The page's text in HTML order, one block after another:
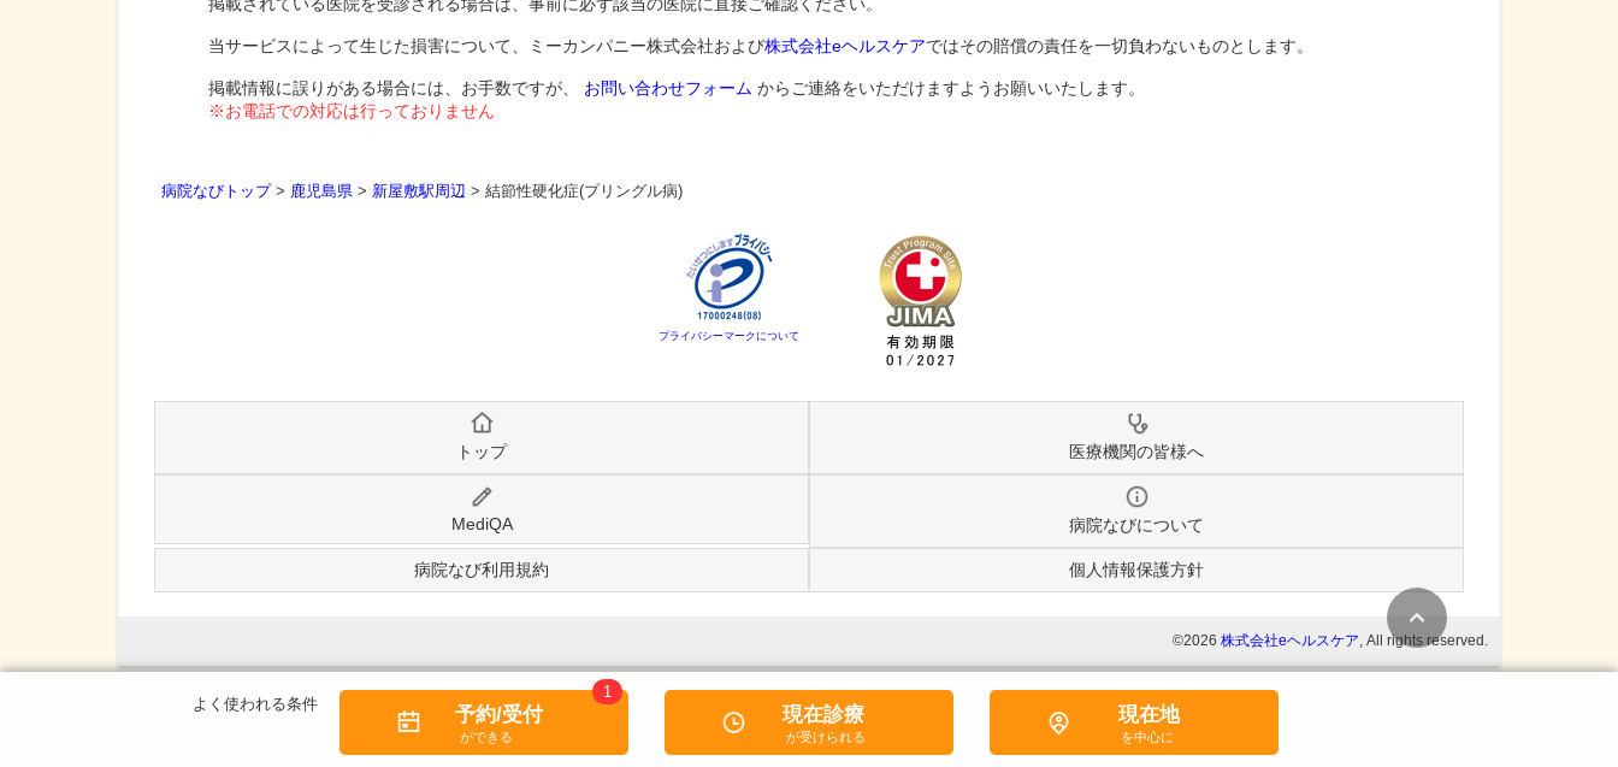
当サービスによって生じた損害について、ミーカンパニー株式会社および株式会社eヘルスケアではその賠償の責任を一切負わないものとします。
掲載情報に誤りがある場合には、お手数ですが、 お問い合わせフォーム からご連絡をいただけますようお願いいたします。
※お電話での対応は行っておりません
病院なびトップ> 鹿児島県 > 新屋敷駅周辺 > 結節性硬化症(プリングル病)
プライバシーマークについて
トップ 医療機関の皆様へ
MediQA 病院なびについて
病院なび利用規約 個人情報保護方針
©2026 株式会社eヘルスケア, All rights reserved.
予約/受付
1
現在診療 現在地